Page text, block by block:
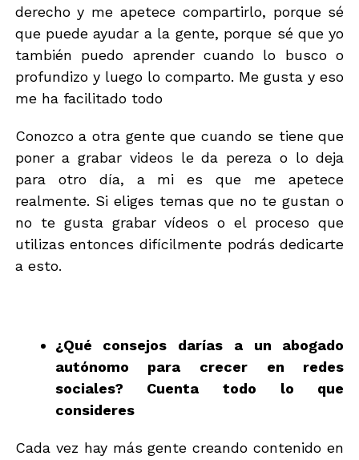
derecho y me apetece compartirlo, porque sé
que puede ayudar a la gente, porque sé que yo
también puedo aprender cuando lo busco o
profundizo y luego lo comparto. Me gusta y eso
me ha facilitado todo
Conozco a otra gente que cuando se tiene que
poner a grabar videos le da pereza o lo deja
para otro día, a mi es que me apetece
realmente. Si eliges temas que no te gustan o
no te gusta grabar vídeos o el proceso que
utilizas entonces difícilmente podrás dedicarte
a esto.
¿Qué consejos darías a un abogado
autónomo para crecer en redes
sociales? Cuenta todo lo que
consideres
Cada vez hay más gente creando contenido en